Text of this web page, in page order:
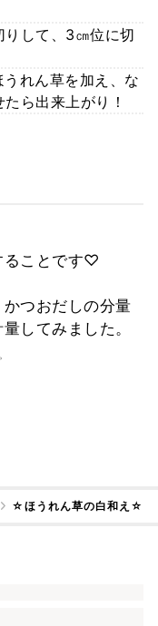
して、3㎝位に切
れん草を加え、な
ら出来上がり！
ることです♡
つおだしの分量
してみました。
☆ほうれん草の白和え☆